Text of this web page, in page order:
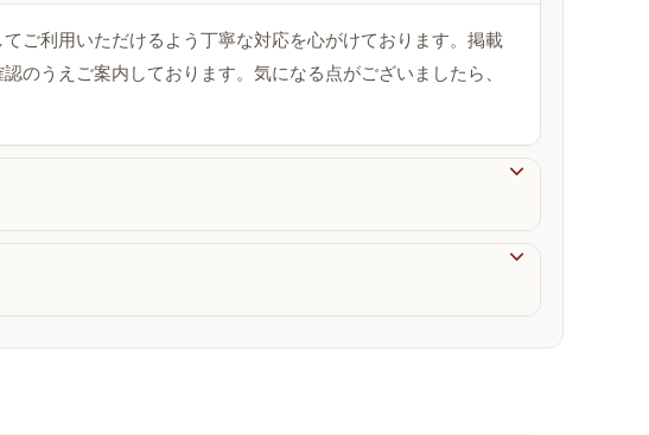
ご利用いただけるよう丁寧な対応を心がけております。掲載
のうえご案内しております。気になる点がございましたら、

